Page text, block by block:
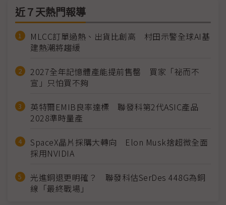
近７天熱門報導
MLCC訂單過熱、出貨比創高 村田示警全球AI基
建熱潮將趨緩
2027全年記憶體產能提前售罄 買家「祕而不
宣」只怕買不夠
英特爾EMIB良率達標 聯發科第2代ASIC產品
2028準時量產
SpaceX晶片採購大轉向 Elon Musk捨超微全面
採用NVIDIA
光進銅退更明確？ 聯發科估SerDes 448G為銅
線「最終戰場」